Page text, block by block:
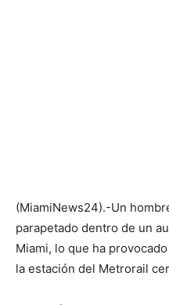
(MiamiNews24).-Un
parapetado dentro de un
Miami, lo que ha
la estación del Metrorail